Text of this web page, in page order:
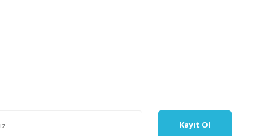
Kayıt Ol